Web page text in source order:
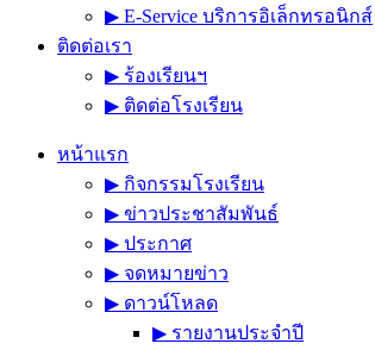
▶︎ E-Service บริการอิเล็กทรอนิกส์
ติดต่อเรา
▶︎ ร้องเรียนฯ
▶︎ ติดต่อโรงเรียน
หน้าแรก
▶︎ กิจกรรมโรงเรียน
▶︎ ข่าวประชาสัมพันธ์
▶︎ ประกาศ
▶︎ จดหมายข่าว
▶︎ ดาวน์โหลด
▶︎ รายงานประจำปี